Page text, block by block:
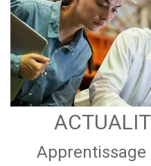
Apprentissage